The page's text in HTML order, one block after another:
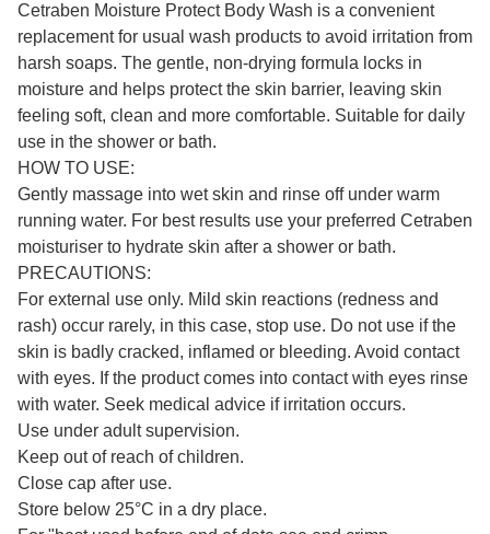
Cetraben Moisture Protect Body Wash is a convenient
replacement for usual wash products to avoid irritation from
harsh soaps. The gentle, non-drying formula locks in
moisture and helps protect the skin barrier, leaving skin
feeling soft, clean and more comfortable. Suitable for daily
use in the shower or bath.
HOW TO USE:
Gently massage into wet skin and rinse off under warm
running water. For best results use your preferred Cetraben
moisturiser to hydrate skin after a shower or bath.
PRECAUTIONS:
For external use only. Mild skin reactions (redness and
rash) occur rarely, in this case, stop use. Do not use if the
skin is badly cracked, inflamed or bleeding. Avoid contact
with eyes. If the product comes into contact with eyes rinse
with water. Seek medical advice if irritation occurs.
Use under adult supervision.
Keep out of reach of children.
Close cap after use.
Store below 25°C in a dry place.